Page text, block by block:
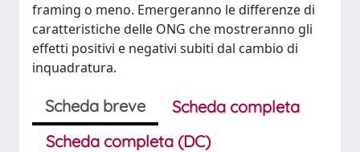
framing o meno. Emergeranno le differenze di
caratteristiche delle ONG che mostreranno gli
effetti positivi e negativi subiti dal cambio di
inquadratura.
Scheda breve
Scheda completa
Scheda completa (DC)